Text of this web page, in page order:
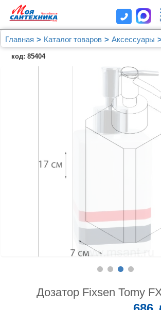
Главная Каталог товаров Аксессуары
Дозатор Fixsen Tomy FX-231-1
код: 85404
Дозатор Fixsen Tomy